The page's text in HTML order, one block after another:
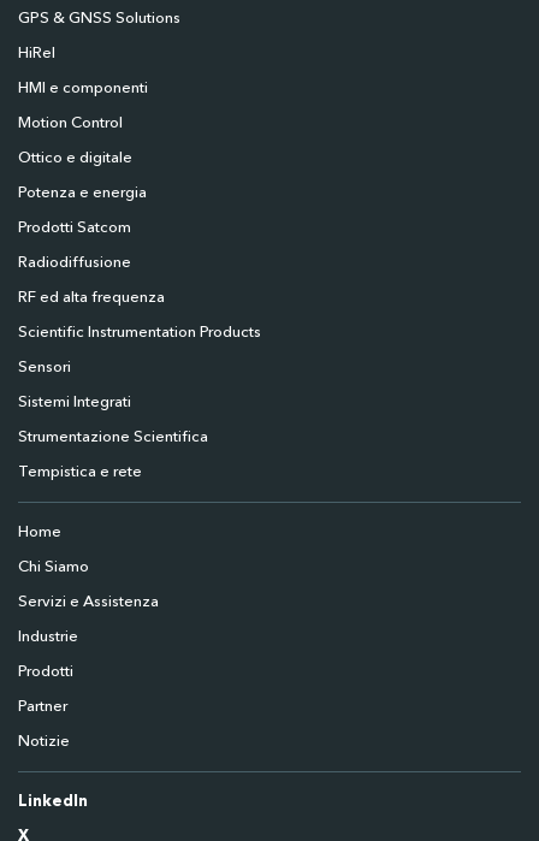
GPS & GNSS Solutions
HiRel
HMI e componenti
Motion Control
Ottico e digitale
Potenza e energia
Prodotti Satcom
Radiodiffusione
RF ed alta frequenza
Scientific Instrumentation Products
Sensori
Sistemi Integrati
Strumentazione Scientifica
Tempistica e rete
Home
Chi Siamo
Servizi e Assistenza
Industrie
Prodotti
Partner
Notizie
LinkedIn
X